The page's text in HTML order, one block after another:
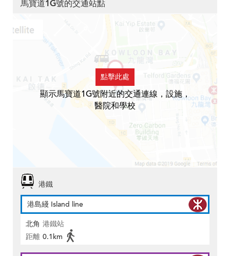
馬寶道1G號的交通站點
點擊此處
顯示馬寶道1G號附近的交通連線，設施，
醫院和學校
港鐵
港島綫 Island line
北角 港鐵站
距離 0.1km